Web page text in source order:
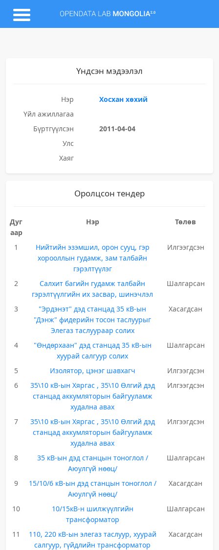
Үндсэн мэдээлэл
Нэр
Хосхан хөхий
Үйл ажиллагаа
Бүртгүүлсэн
2011-04-04
Улс
Хаяг
Оролцсон тендер
Дуг
аар
Нэр Төлөв
1
Нийтийн эзэмшил, орон сууц, гэр
хорооллын гудамж, зам талбайн
гэрэлтүүлэг
Илгээгдсэн
2
Салхит багийн гудамж талбайн
гэрэлтүүлгийн их засвар, шинэчлэл
Шалгарсан
3
"Эрдэнэт" дэд станцад 35 кВ-ын
"Дэнж" фидерийн тосон таслуурыг
Элегаз таслуураар солих
Хасагдсан
4
"Өндөрхаан" дэд станцад 35 кВ-ын
хуурай салгуур солих
Шалгарсан
5 Изолятор, цэнэг шавхагч
Илгээгдсэн
6
35\10 кВ-ын Хяргас , 35\10 Өлгий дэд
станцад аккумляторын байгууламж
худална авах
Илгээгдсэн
7
35\10 кВ-ын Хяргас , 35\10 Өлгий дэд
станцад аккумляторын байгууламж
худална авах
Илгээгдсэн
8
35 кВ-ын дэд станцын тоноглол /
Аюулгүй нөөц/
Шалгарсан
9
15/10/6 кВ-ын дэд станцын тоноглол /
Аюулгүй нөөц/
Хасагдсан
10
10/15кВ-н шилжүүлгийн
трансформатор
Шалгарсан
11
110, 220 кВ-ын элегаз таслуур, хуурай
салгуур, гүйдлийн трансформатор
Хасагдсан